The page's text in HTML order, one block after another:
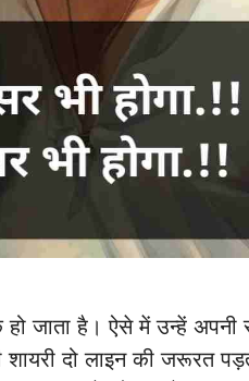
जाता है। ऐसे में उन्हें अपनी
दो लाइन की जरूरत